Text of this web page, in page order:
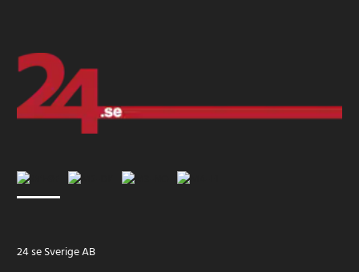
24 se Sverige AB